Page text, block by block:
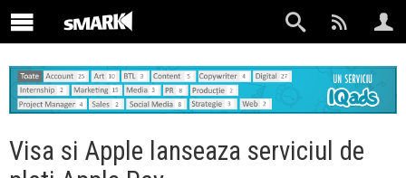
Visa si Apple lanseaza serviciul de